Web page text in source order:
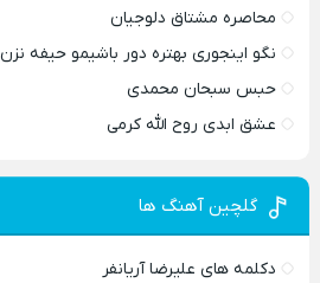
محاصره مشتاق دلوجیان
نگو اینجوری بهتره دور باشیمو حیفه نزن
حبس سبحان محمدی
عشق ابدی روح الله کرمی
گلچین آهنگ ها
دکلمه های علیرضا آریانفر